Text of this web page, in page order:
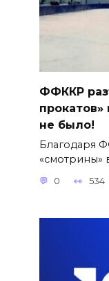
ФФККР
прокатов»
не было!
Благодаря
«смотрины»
0 534